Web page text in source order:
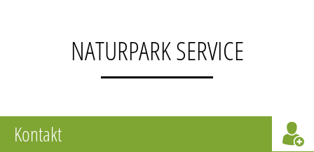
NATURPARK SERVICE
Kontakt